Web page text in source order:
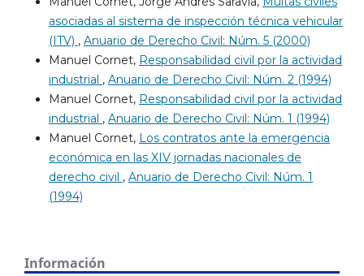
asociadas al sistema de inspección técnica vehicular
(ITV) , Anuario de Derecho Civil: Núm. 5 (2000)
Manuel Cornet, Responsabilidad civil por la actividad
industrial , Anuario de Derecho Civil: Núm. 2 (1994)
Manuel Cornet, Responsabilidad civil por la actividad
industrial , Anuario de Derecho Civil: Núm. 1 (1994)
Manuel Cornet, Los contratos ante la emergencia
económica en las XIV jornadas nacionales de
derecho civil , Anuario de Derecho Civil: Núm. 1
(1994)
Información